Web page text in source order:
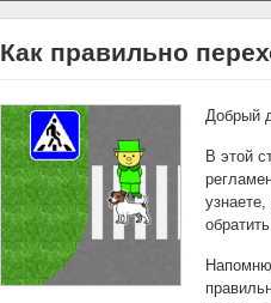
Как правильно
Добрый
В этой